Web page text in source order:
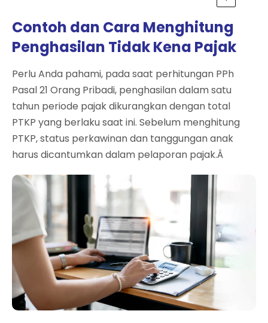
Contoh dan Cara Menghitung
Penghasilan Tidak Kena Pajak
Perlu Anda pahami, pada saat perhitungan PPh
Pasal 21 Orang Pribadi, penghasilan dalam satu
tahun periode pajak dikurangkan dengan total
PTKP yang berlaku saat ini. Sebelum menghitung
PTKP, status perkawinan dan tanggungan anak
harus dicantumkan dalam pelaporan pajak.Â